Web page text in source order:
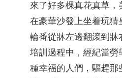
來了好多棵真花真草，
在豪華沙發上坐着玩猜
輪番從牀左邊翻滾到
培訓過程中，經紀當
種幸福的人們，驅趕